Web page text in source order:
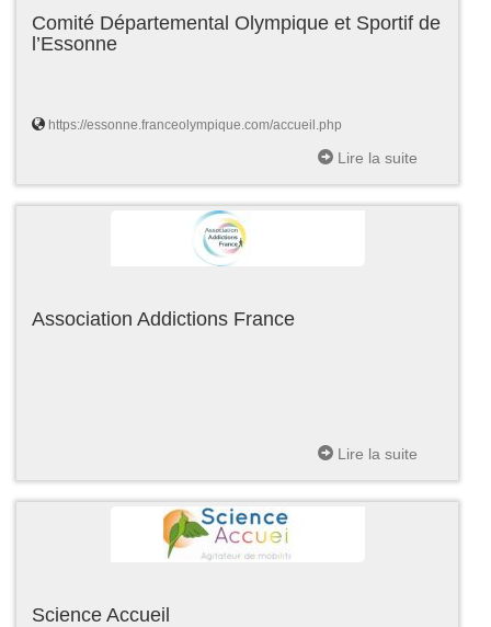
Comité Départemental Olympique et Sportif de
l’Essonne
https://essonne.franceolympique.com/accueil.php
Lire la suite
Association Addictions France
Lire la suite
Science Accueil